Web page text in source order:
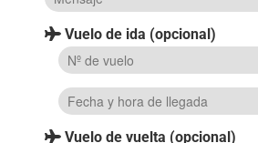
Vuelo de ida (opcional)
Vuelo de vuelta (opcional)